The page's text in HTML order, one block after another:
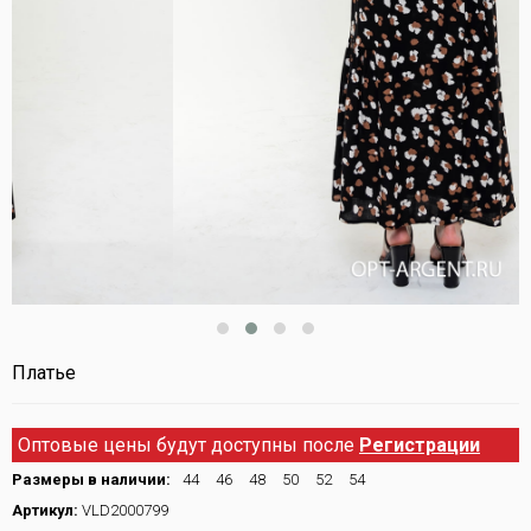
Платье
Оптовые цены будут доступны после Регистрации
Размеры в наличии: 44 46 48 50 52
54
Артикул: VLD2000799